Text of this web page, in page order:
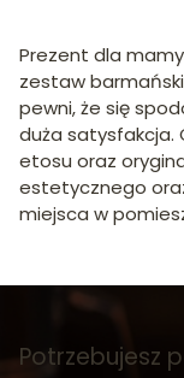
Prezent dla
zestaw
pewni, że się
duża satysfakcja.
etosu oraz
estetycznego
miejsca w
Potrzebujesz